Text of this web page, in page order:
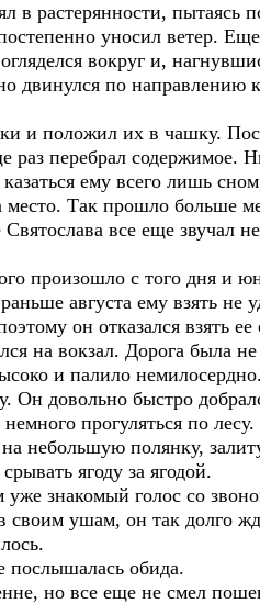
в растерянности, пытаясь
уносил ветер.
вокруг и,
двинулся по направлению
и положил их в чашку.
раз перебрал содержимое.
ему всего лишь
место. Так прошло больше
все еще звучал
произошло с того дня и
августа ему взять
он отказался взять ее
на вокзал. Дорога была
и палило
Он довольно быстро
прогуляться по
небольшую полянку,
ягоду за ягодой.
уже знакомый голос со
ушам, он так долго
обида.
но все еще не смел